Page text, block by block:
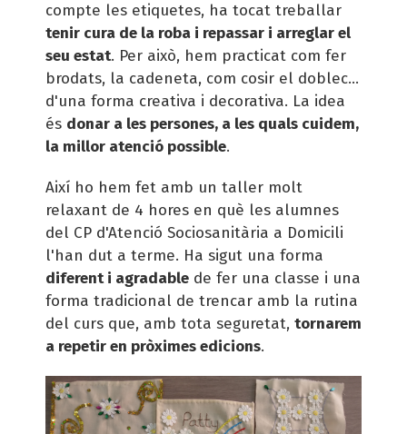
compte les etiquetes, ha tocat treballar
tenir cura de la roba i repassar i arreglar el
seu estat. Per això, hem practicat com fer
brodats, la cadeneta, com cosir el doblec...
d'una forma creativa i decorativa. La idea
és donar a les persones, a les quals cuidem,
la millor atenció possible.
Així ho hem fet amb un taller molt
relaxant de 4 hores en què les alumnes
del CP d'Atenció Sociosanitària a Domicili
l'han dut a terme. Ha sigut una forma
diferent i agradable de fer una classe i una
forma tradicional de trencar amb la rutina
del curs que, amb tota seguretat, tornarem
a repetir en pròximes edicions.